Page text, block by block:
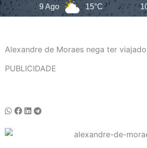
9 Ago 15°C 10 Ago
Alexandre de Moraes nega ter
PUBLICIDADE